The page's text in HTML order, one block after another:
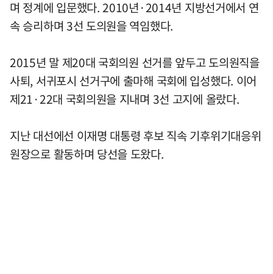
며 정계에 입문했다. 2010년·2014년 지방선거에서 연
속 승리하며 3선 도의원을 역임했다.
2015년 말 제20대 국회의원 선거를 앞두고 도의원직을
사퇴, 서귀포시 선거구에 출마해 국회에 입성했다. 이어
제21·22대 국회의원을 지내며 3선 고지에 올랐다.
지난 대선에선 이재명 대통령 후보 직속 기후위기대응위
원장으로 활동하며 당선을 도왔다.